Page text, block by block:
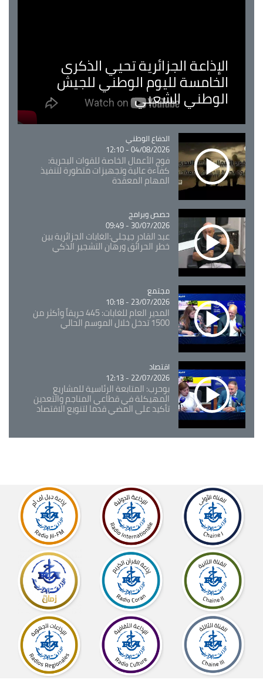
الإذاعة الجزائرية تحيي الذكرى
الخامسة لليوم الوطني للجيش
الوطني الشعبي
Catégorie
الدفاع الوطني
04/08/2026 - 12:10
فوج الأعمال الخاصة للقوات البحرية:
كفاءة عالية وتجهيزات متطورة لتنفيذ
المهام المعقدة
Catégorie
حصص وبرامج
30/07/2026 - 09:49
عبد القادر جيجلي:الغابات الجزائرية بين
خطر الحرائق ورهان التشجير الذكي
Catégorie
مجتمع
23/07/2026 - 10:18
المدير العام للغابات: 445 حريقاً وأكثر من
1500 تدخل خلال الموسم الحالي
Catégorie
اقتصاد
22/07/2026 - 12:13
بوحرب: المتابعة الرئاسية للمشاريع
المهيكلة في قطاعي المناجم والتعدين
تأكيد على المضي قدما لتنويع الاقتصاد